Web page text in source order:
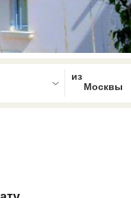
, press Down to open